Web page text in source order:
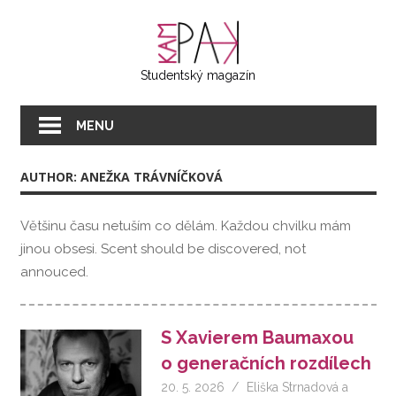
Studentský magazín
MENU
AUTHOR: ANEŽKA TRÁVNÍČKOVÁ
Většinu času netuším co dělám. Každou chvilku mám
jinou obsesi. Scent should be discovered, not
annouced.
S Xavierem Baumaxou
o generačních rozdílech
20. 5. 2026 Eliška Strnadová a